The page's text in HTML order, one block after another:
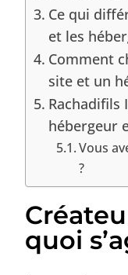
Ce qui
et les
Comment
site et un
Rachadifils
hébergeur
Vous
?
quoi